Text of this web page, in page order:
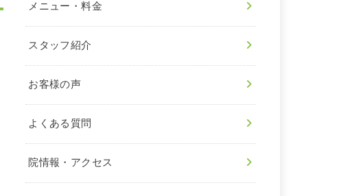
メニュー・料金
スタッフ紹介
お客様の声
よくある質問
院情報・アクセス